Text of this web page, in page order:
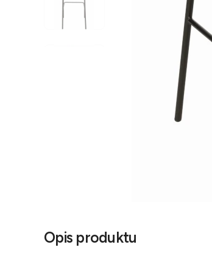
Opis produktu